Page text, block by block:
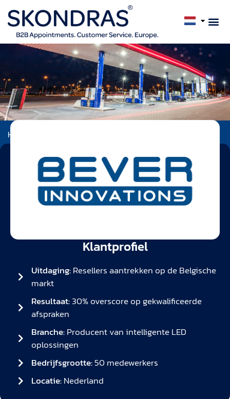
Home
dankzij Skondras
Klantprofiel
Uitdaging:Resellers aantrekken op de Belgische
markt
Resultaat:30% overscore op gekwalificeerde
afspraken
Branche:Producent van intelligente LED
oplossingen
Bedrijfsgrootte:50 medewerkers
Locatie:Nederland